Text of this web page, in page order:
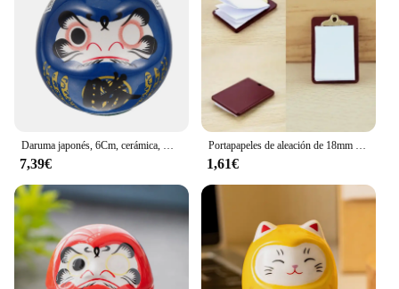
Daruma japonés, 6Cm, cerámica, Mini estatua Daruma Zen, estatuilla de Ochoko Daruma, adorno de buena suerte, mesa para el hogar
7,39€
Portapapeles de aleación de 18mm x 21mm con adhesivo de papel Real para muñecas, accesorios de casa de muñecas en miniatura, DIY
1,61€